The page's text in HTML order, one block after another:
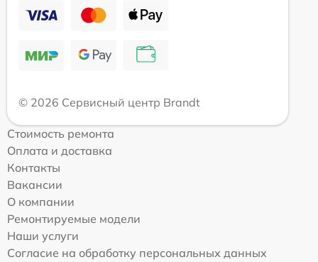
© 2026 Сервисный центр Brandt
Стоимость ремонта
Оплата и доставка
Контакты
Вакансии
О компании
Ремонтируемые модели
Наши услуги
Согласие на обработку персональных данных